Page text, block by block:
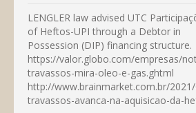
LENGLER law advised UTC
of Heftos-UPI through a Debtor in
Possession (DIP) financing structure.
https://valor.globo.com/empresas/
travassos-mira-oleo-e-gas.ghtml
http://www.brainmarket.com.br/
travassos-avanca-na-aquisicao-da-